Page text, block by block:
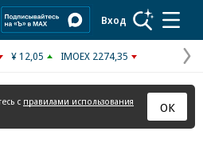
Вход
¥ 12,05 IMOEX 2274,35
с правилами использования
ОК